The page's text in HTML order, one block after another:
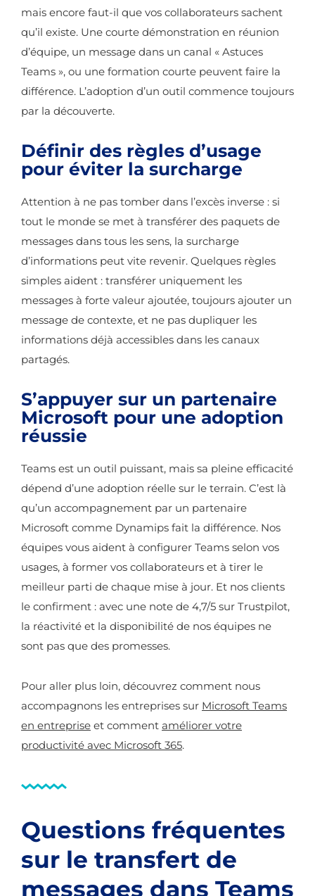
mais encore faut-il que vos collaborateurs sachent
qu’il existe. Une courte démonstration en réunion
d’équipe, un message dans un canal « Astuces
Teams », ou une formation courte peuvent faire la
différence. L’adoption d’un outil commence toujours
par la découverte.
Définir des règles d’usage
pour éviter la surcharge
Attention à ne pas tomber dans l’excès inverse : si
tout le monde se met à transférer des paquets de
messages dans tous les sens, la surcharge
d’informations peut vite revenir. Quelques règles
simples aident : transférer uniquement les
messages à forte valeur ajoutée, toujours ajouter un
message de contexte, et ne pas dupliquer les
informations déjà accessibles dans les canaux
partagés.
S’appuyer sur un partenaire
Microsoft pour une adoption
réussie
Teams est un outil puissant, mais sa pleine efficacité
dépend d’une adoption réelle sur le terrain. C’est là
qu’un accompagnement par un partenaire
Microsoft comme Dynamips fait la différence. Nos
équipes vous aident à configurer Teams selon vos
usages, à former vos collaborateurs et à tirer le
meilleur parti de chaque mise à jour. Et nos clients
le confirment : avec une note de 4,7/5 sur Trustpilot,
la réactivité et la disponibilité de nos équipes ne
sont pas que des promesses.
Pour aller plus loin, découvrez comment nous
accompagnons les entreprises sur Microsoft Teams
en entreprise et comment améliorer votre
productivité avec Microsoft 365.
Questions fréquentes
sur le transfert de
messages dans Teams